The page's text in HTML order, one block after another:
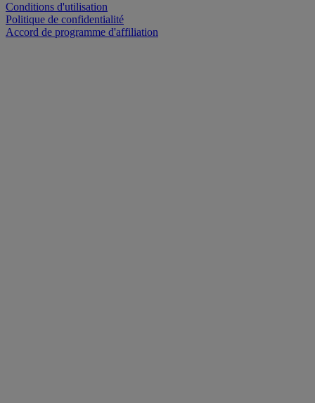
Conditions d'utilisation
Politique de confidentialité
Accord de programme d'affiliation